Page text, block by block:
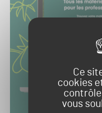
Ce
cookies
vous